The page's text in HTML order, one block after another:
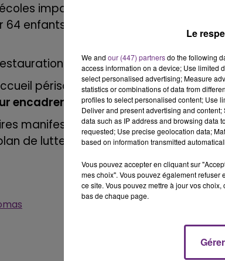
impactées, la ville de Reims met
64 enfants, au centre de loisirs
scolaire sera également
périscolaire,la municipalité invite
encadrer leurs enfants le matin.
manifestent pour dénoncer la
de lutte contre l'"absentéisme" des
Le Week-end Champagne FM
Le
We and our (447) partnersdo the following
access information on a device; Use limited
select personalised advertising; Measure
statistics or combinations of data from
profiles to select personalised content; Use
Deliver and present advertising and
data such as IP address and browsing data
requested; Use precise geolocation data;
based on information transmitted
Vous pouvez accepter en cliquant sur
mes choix". Vous pouvez également
ce site. Vous pouvez mettre à jour vos
bas de chaque page.